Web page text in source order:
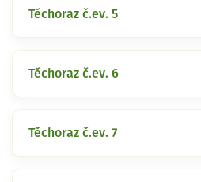
Těchoraz č.ev. 5
Těchoraz č.ev. 6
Těchoraz č.ev. 7